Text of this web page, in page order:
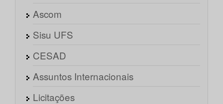
Ascom
Sisu UFS
CESAD
Assuntos Internacionais
Licitações